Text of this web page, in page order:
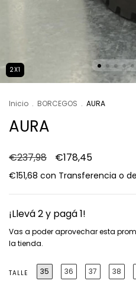
2X1
Inicio . BORCEGOS . AURA
AURA
€237,98 €178,45
€151,68 con Transferencia o
¡Llevá 2 y pagá 1!
Vas a poder aprovechar esta
la tienda.
TALLE 35 36 37 38